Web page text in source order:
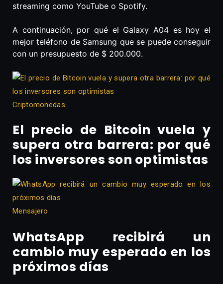
streaming como YouTube o Spotify.
A continuación, por qué el Galaxy A04 es hoy el
mejor teléfono de Samsung que se puede conseguir
con un presupuesto de $ 200.000.
Criptomonedas
El precio de Bitcoin vuela y
supera otra barrera: por qué
los inversores son optimistas
Mensajero
WhatsApp recibirá un
cambio muy esperado en los
próximos días